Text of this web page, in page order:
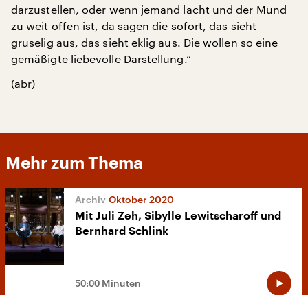
darzustellen, oder wenn jemand lacht und der Mund
zu weit offen ist, da sagen die sofort, das sieht
gruselig aus, das sieht eklig aus. Die wollen so eine
gemäßigte liebevolle Darstellung.“
(abr)
Mehr zum Thema
Oktober 2020
Mit Juli Zeh, Sibylle Lewitscharoff und
Bernhard Schlink
50:00 Minuten